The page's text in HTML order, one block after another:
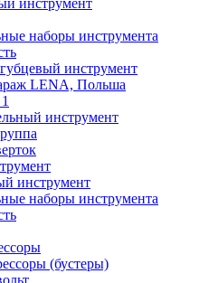
инструмент
наборы инструмента
инструмент
LENA, Польша
инструмент
инструмент
наборы инструмента
(бустеры)